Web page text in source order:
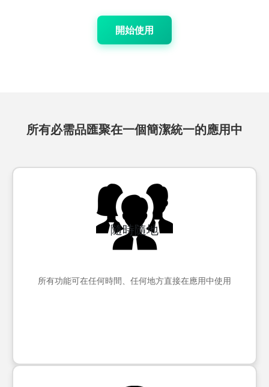
開始使用
所有必需品匯聚在一個簡潔統一的應用中
隨時隨地
所有功能可在任何時間、任何地方直接在應用中使用